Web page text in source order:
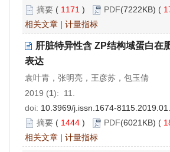
摘要 ( 1171 ) PDF(7222KB) (
相关文章 | 计量指标
肝脏特异性含 ZP结构域蛋白在
表达
袁叶青，张明亮，王彦苏，包玉倩
2019 (1): 11.
doi: 10.3969/j.issn.1674-
摘要 ( 1444 ) PDF(6021KB) (
相关文章 | 计量指标